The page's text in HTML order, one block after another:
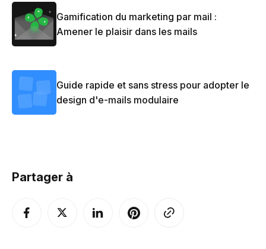
Gamification du marketing par mail :
Amener le plaisir dans les mails
Guide rapide et sans stress pour adopter le
design d'e-mails modulaire
Partager à